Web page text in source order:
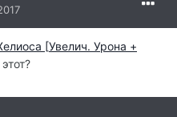
[Увелич. Урона +